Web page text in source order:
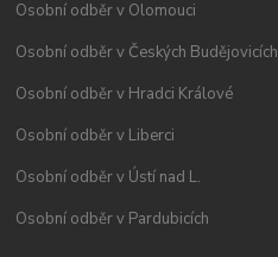
Osobní odběr v Olomouci
Osobní odběr v Českých Budějovicích
Osobní odběr v Hradci Králové
Osobní odběr v Liberci
Osobní odběr v Ústí nad L.
Osobní odběr v Pardubicích